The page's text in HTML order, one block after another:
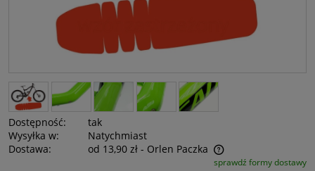
Dostępność:
tak
Wysyłka w:
Natychmiast
Dostawa:
od 13,90 zł - Orlen Paczka
Cena nie zawiera ewentualnych kosztów płatnościsprawdź formy dostawy